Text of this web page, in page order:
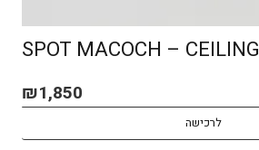
SPOT MACOCH – CEILING
₪1,850
לרכישה